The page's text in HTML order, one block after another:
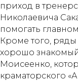
приход в
Николаевича
помогать
Кроме того,
хорошо
Моисеенко,
краматорского